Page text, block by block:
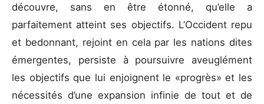
découvre, sans en être étonné, qu’elle a
parfaitement atteint ses objectifs. L’Occident repu
et bedonnant, rejoint en cela par les nations dites
émergentes, persiste à poursuivre aveuglément
les objectifs que lui enjoignent le «progrès» et les
nécessités d’une expansion infinie de tout et de